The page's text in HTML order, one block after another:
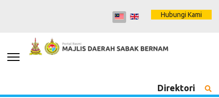
Hubungi Kami
Direktori